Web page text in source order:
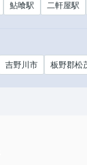
鮎喰駅 二軒屋駅
吉野川市 板野郡松